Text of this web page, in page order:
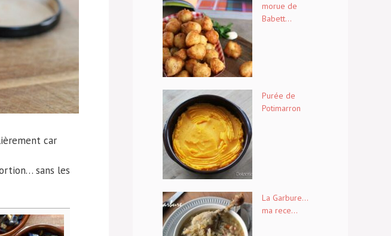
car
sans les
morue de
Babett...
Purée de
Potimarron
La Garbure…
ma rece...